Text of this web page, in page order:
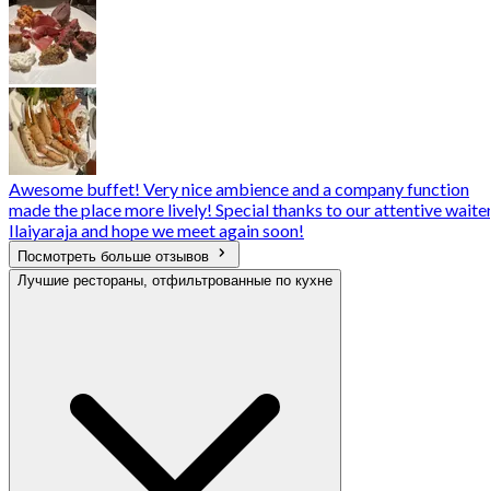
Awesome buffet! Very nice ambience and a company function
made the place more lively! Special thanks to our attentive
Ilaiyaraja and hope we meet again soon!
Посмотреть больше отзывов
Лучшие рестораны, отфильтрованные по кухне